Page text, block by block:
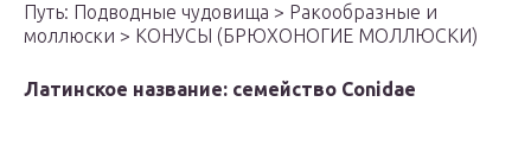
Путь: Подводные чудовища > Ракообразные и
моллюски > КОНУСЫ (БРЮХОНОГИЕ МОЛЛЮСКИ)
Латинское название: семейство Conidae